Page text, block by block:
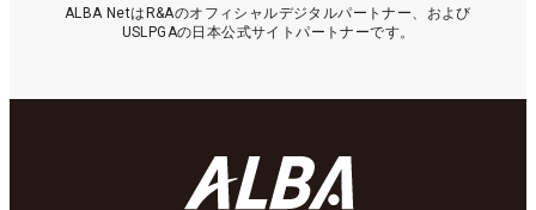
ALBA NetはR&Aのオフィシャルデジタルパートナー、および
USLPGAの日本公式サイトパートナーです。